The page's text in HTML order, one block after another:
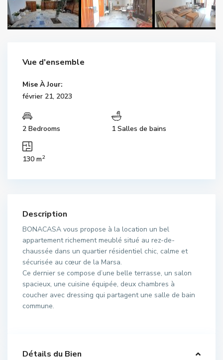
Vue d'ensemble
Mise À Jour:
février 21, 2023
2 Bedrooms 1 Salles de bains
130 m2
Description
BONACASA vous propose à la location un bel
appartement richement meublé situé au rez-de-
chaussée dans un quartier résidentiel chic, calme et
sécurisée au cœur de la Marsa.
Ce dernier se compose d’une belle terrasse, un salon
spacieux, une cuisine équipée, deux chambres à
coucher avec dressing qui partagent une salle de bain
commune.
Détails du Bien